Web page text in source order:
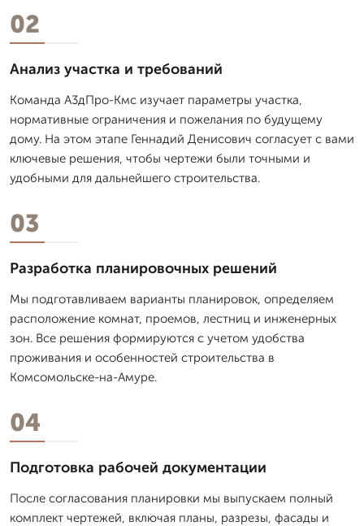
02
Анализ участка и требований
Команда А3дПро-Кмс изучает параметры участка,
нормативные ограничения и пожелания по будущему
дому. На этом этапе Геннадий Денисович согласует с вами
ключевые решения, чтобы чертежи были точными и
удобными для дальнейшего строительства.
03
Разработка планировочных решений
Мы подготавливаем варианты планировок, определяем
расположение комнат, проемов, лестниц и инженерных
зон. Все решения формируются с учетом удобства
проживания и особенностей строительства в
Комсомольске-на-Амуре.
04
Подготовка рабочей документации
После согласования планировки мы выпускаем полный
комплект чертежей, включая планы, разрезы, фасады и